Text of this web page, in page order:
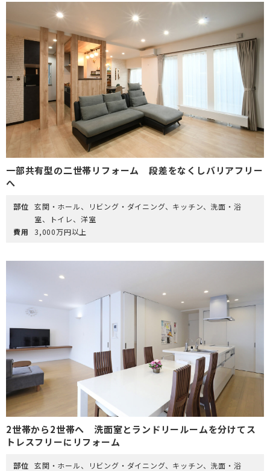
一部共有型の二世帯リフォーム 段差をなくしバリアフリー
へ
部位 玄関・ホール、リビング・ダイニング、キッチン、洗面・浴
室、トイレ、洋室
費用
3,000万円以上
2世帯から2世帯へ 洗面室とランドリールームを分けてス
トレスフリーにリフォーム
部位 玄関・ホール、リビング・ダイニング、キッチン、洗面・浴